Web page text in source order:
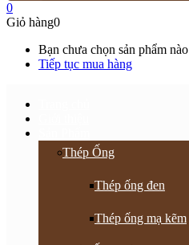
0
Giỏ hàng0
Bạn chưa chọn sản phẩm nào
Tiếp tục mua hàng
Thép Ống
Thép ống đen
Thép ống mạ kẽm